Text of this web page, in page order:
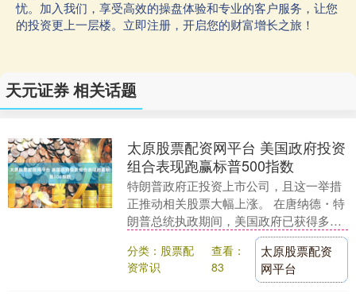
忧。加入我们，享受高效的操盘体验和专业的客户服务，让您
的投资更上一层楼。立即注册，开启您的财富增长之旅！
天元证券 相关话题
太原股票配资网平台 美国政府投资
组合表现跑赢标普500指数
特朗普政府正投资上市公司，且这一举措
正推动相关股票大幅上涨。 在唐纳德・特
朗普总统执政期间，美国政府已获得多家
公司的股权，包括英特尔（INTC）、MP
材料（M....
分类：股票配
资常识
查看：
83
太原股票配资
网平台